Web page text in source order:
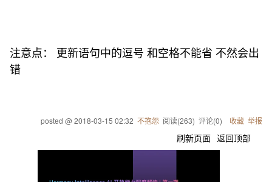
注意点： 更新语句中的逗号 和空格不能省 不然会出
错
posted @2018-03-15 02:32 不抱怨阅读(263) 评论(0) 收藏 举报
刷新页面 返回顶部